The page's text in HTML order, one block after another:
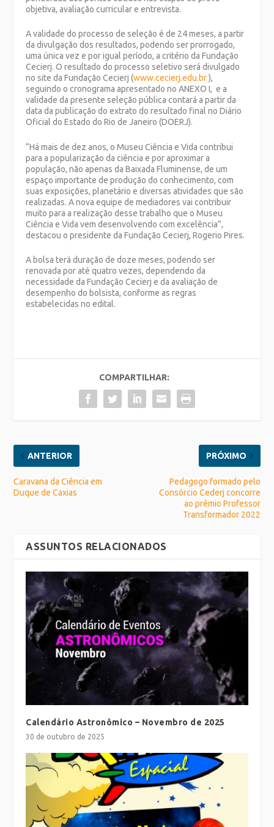
objetiva, avaliação curricular e entrevista.
A validade do processo de seleção é de 24 meses, a partir
da divulgação dos resultados, podendo ser prorrogado,
uma única vez e por igual período, a critério da Fundação
Cecierj. O resultado do processo seletivo será divulgado
no site da Fundação Cecierj (www.cecierj.edu.br),
seguindo o cronograma apresentado no ANEXO I, e a
validade da presente seleção pública contará a partir da
data da publicação do extrato do resultado final no Diário
Oficial do Estado do Rio de Janeiro (DOERJ).
“Há mais de dez anos, o Museu Ciência e Vida contribui
para a popularização da ciência e por aproximar a
população, não apenas da Baixada Fluminense, de um
espaço importante de produção do conhecimento, com
suas exposições, planetário e diversas atividades que são
realizadas. A nova equipe de mediadores vai contribuir
muito para a realização desse trabalho que o Museu
Ciência e Vida vem desenvolvendo com excelência”,
destacou o presidente da Fundação Cecierj, Rogerio Pires.
A bolsa terá duração de doze meses, podendo ser
renovada por até quatro vezes, dependendo da
necessidade da Fundação Cecierj e da avaliação de
desempenho do bolsista, conforme as regras
estabelecidas no edital.
COMPARTILHAR:
ANTERIOR
Caravana da Ciência em
Duque de Caxias
PRÓXIMO
Pedagogo formado pelo
Consórcio Cederj concorre
ao prêmio Professor
Transformador 2022
ASSUNTOS RELACIONADOS
Calendário Astronômico – Novembro de 2025
30 de outubro de 2025